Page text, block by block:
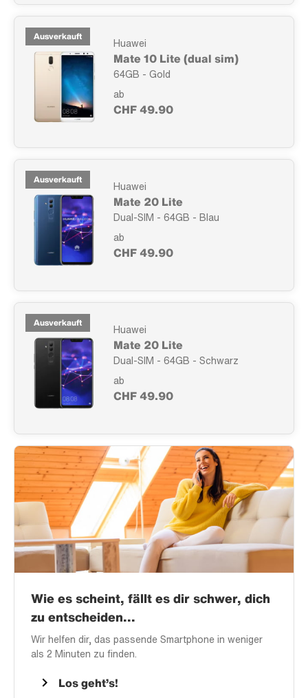
Ausverkauft Huawei
Mate 10 Lite (dual sim)
64GB - Gold
ab
CHF 49.90
Ausverkauft Huawei
Mate 20 Lite
Dual-SIM - 64GB - Blau
ab
CHF 49.90
Ausverkauft Huawei
Mate 20 Lite
Dual-SIM - 64GB - Schwarz
ab
CHF 49.90
Wie es scheint, fällt es dir schwer, dich
zu entscheiden...
Wir helfen dir, das passende Smartphone in weniger
als 2 Minuten zu finden.
Los geht’s!